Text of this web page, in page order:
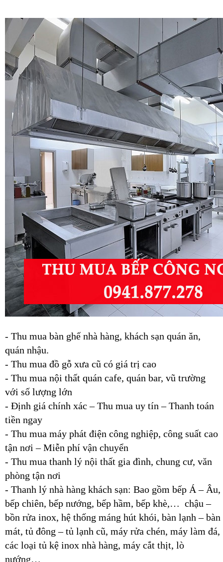
- Thu mua bàn ghế nhà hàng, khách sạn quán ăn,
quán nhậu.
- Thu mua đồ gỗ xưa cũ có giá trị cao
- Thu mua nội thất quán cafe, quán bar, vũ trường
với số lượng lớn
- Định giá chính xác – Thu mua uy tín – Thanh toán
tiền ngay
- Thu mua máy phát điện công nghiệp, công suất cao
tận nơi – Miễn phí vận chuyển
- Thu mua thanh lý nội thất gia đình, chung cư, văn
phòng tận nơi
- Thanh lý nhà hàng khách sạn: Bao gồm bếp Á – Âu,
bếp chiên, bếp nướng, bếp hầm, bếp khè,… chậu –
bồn rửa inox, hệ thống máng hút khói, bàn lạnh – bàn
mát, tủ đông – tủ lạnh cũ, máy rửa chén, máy làm đá,
các loại tủ kệ inox nhà hàng, máy cắt thịt, lò
nướng…